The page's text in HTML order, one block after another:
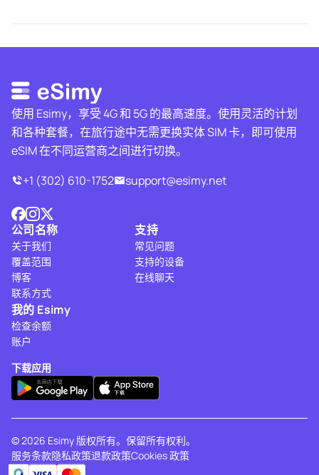
使用 Esimy，享受 4G 和 5G 的最高速度。使用灵活的计划
和各种套餐，在旅行途中无需更换实体 SIM 卡，即可使用
eSIM 在不同运营商之间进行切换。
+1 (302) 610-1752
support@esimy.net
公司名称
关于我们
覆盖范围
博客
联系方式
支持
常见问题
支持的设备
在线聊天
我的 Esimy
检查余额
账户
下载应用
© 2026 Esimy 版权所有。保留所有权利。
服务条款隐私政策退款政策Cookies 政策